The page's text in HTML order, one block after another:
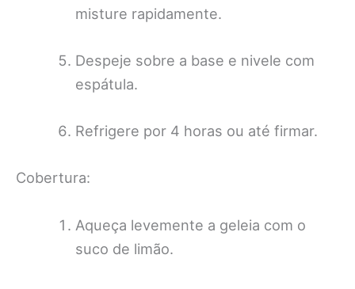
misture rapidamente.
Despeje sobre a base e nivele com
espátula.
Refrigere por 4 horas ou até firmar.
Cobertura:
Aqueça levemente a geleia com o
suco de limão.